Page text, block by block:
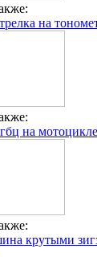
на
на мотоцикле
крутыми